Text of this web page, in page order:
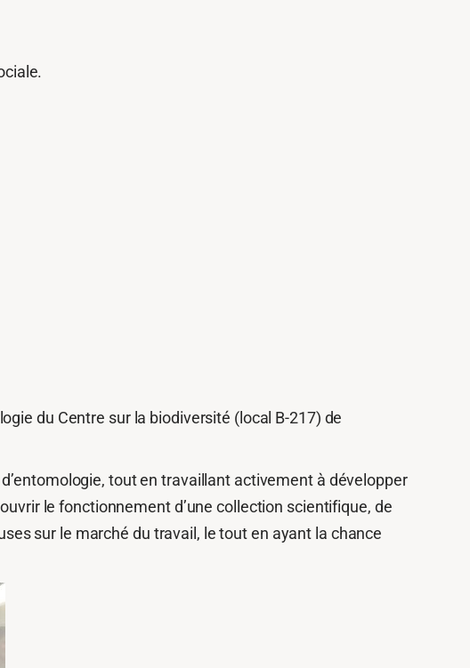
du Centre sur la biodiversité (local B-217) de
tout en travaillant activement à développer
le fonctionnement d’une collection scientifique, de
sur le marché du travail, le tout en ayant la chance